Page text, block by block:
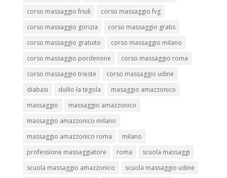
corso massaggio friuli
corso massaggio fvg
corso massaggio gorizia
corso massaggio gratis
corso massaggio gratuito
corso massaggio milano
corso massaggio pordenone
corso massaggio roma
corso massaggio trieste
corso massaggio udine
diabasi
duilio la tegola
masaggio amazzonico
massaggio
massaggio amazzonico
massaggio amazzonico milano
massaggio amazzonico roma
milano
professione massaggiatore
roma
scuola massaggi
scuola massaggio amazzonico
scuola massaggio udine